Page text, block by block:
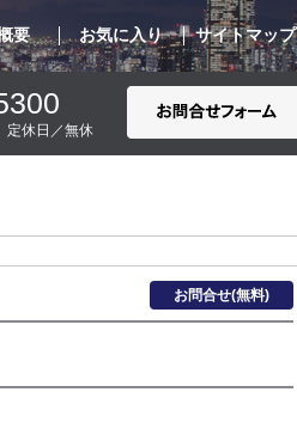
要 お気に入り サイトマップ
休日／無休
お問合せ(無料)